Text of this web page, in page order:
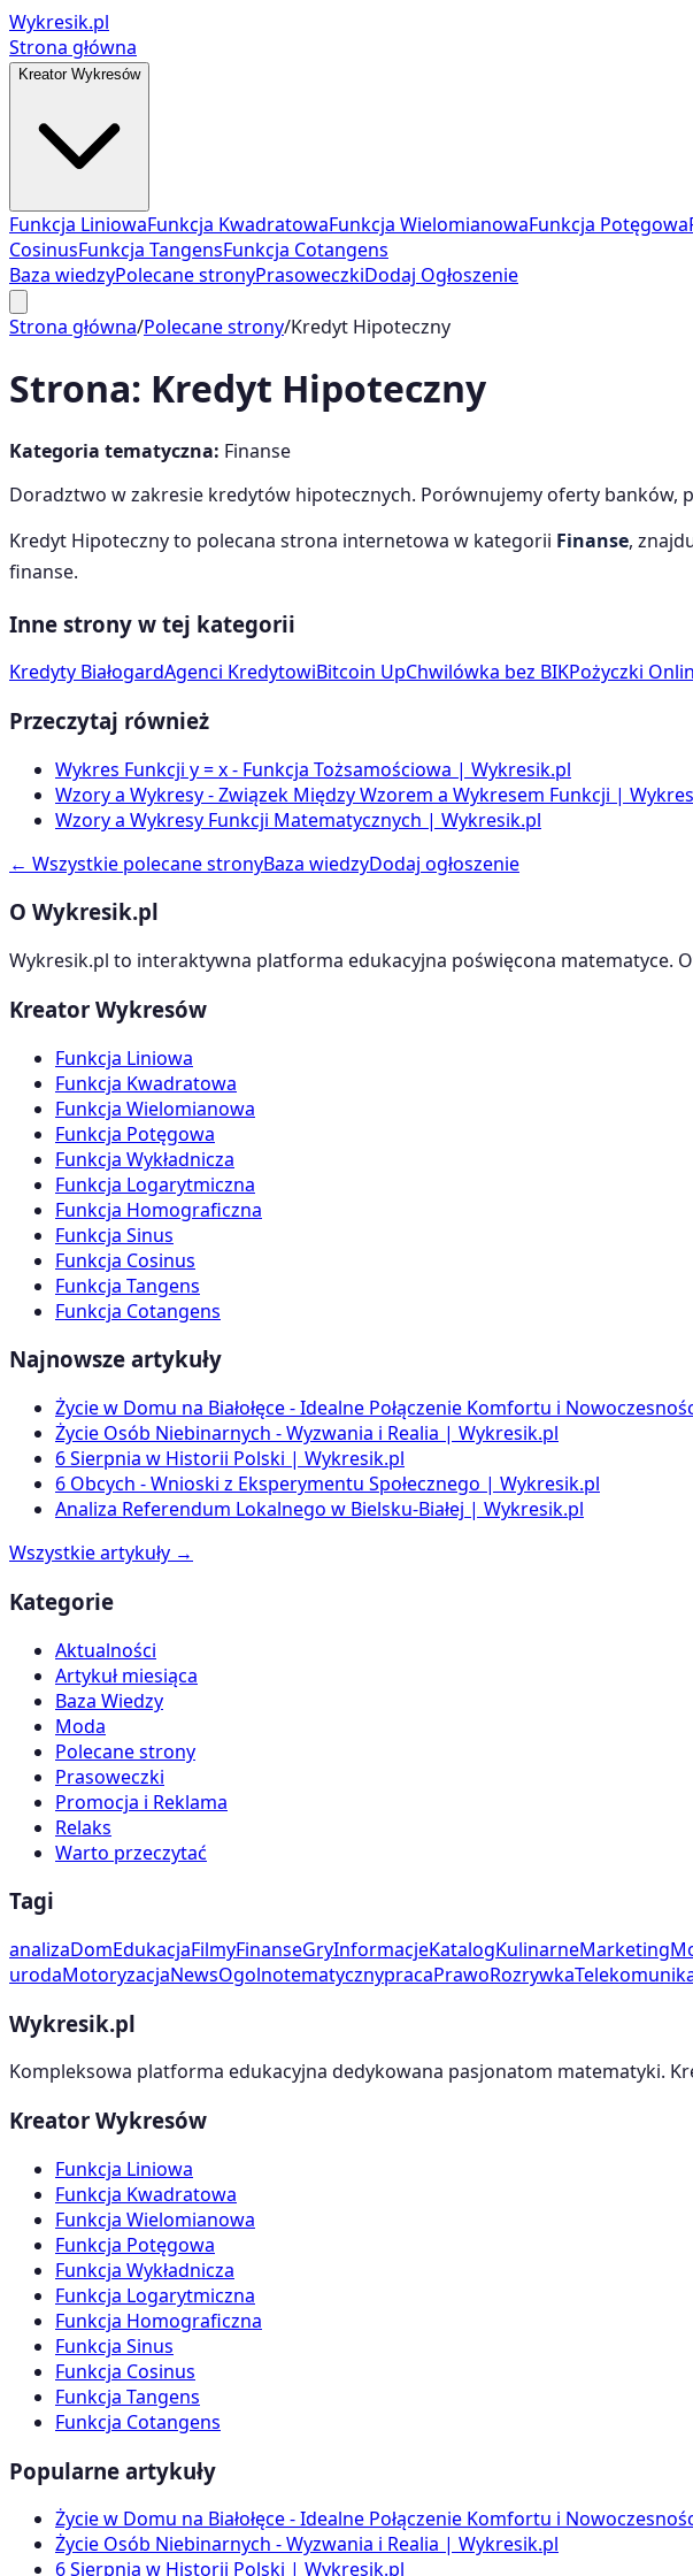
Wykresik.pl
Strona główna
Kreator Wykresów
Funkcja LiniowaFunkcja KwadratowaFunkcja WielomianowaFunkcja Potęgowa
CosinusFunkcja TangensFunkcja Cotangens
Baza wiedzyPolecane stronyPrasoweczkiDodaj Ogłoszenie
Strona główna/Polecane strony/Kredyt Hipoteczny
Strona: Kredyt Hipoteczny
Kategoria tematyczna: Finanse
Doradztwo w zakresie kredytów hipotecznych. Porównujemy oferty banków,
Kredyt Hipotecznyto polecana strona internetowa w kategorii Finanse,
finanse.
Inne strony w tej kategorii
Kredyty BiałogardAgenci KredytowiBitcoin UpChwilówka bez BIKPożyczki
Przeczytaj również
Wykres Funkcji y = x - Funkcja Tożsamościowa | Wykresik.pl
Wzory a Wykresy - Związek Między Wzorem a Wykresem Funkcji |
Wzory a Wykresy Funkcji Matematycznych | Wykresik.pl
← Wszystkie polecane stronyBaza wiedzyDodaj ogłoszenie
O Wykresik.pl
Wykresik.pl to interaktywna platforma edukacyjna poświęcona
Kreator Wykresów
Funkcja Liniowa
Funkcja Kwadratowa
Funkcja Wielomianowa
Funkcja Potęgowa
Funkcja Wykładnicza
Funkcja Logarytmiczna
Funkcja Homograficzna
Funkcja Sinus
Funkcja Cosinus
Funkcja Tangens
Funkcja Cotangens
Najnowsze artykuły
Życie w Domu na Białołęce - Idealne Połączenie Komfortu i
Życie Osób Niebinarnych - Wyzwania i Realia | Wykresik.pl
6 Sierpnia w Historii Polski | Wykresik.pl
6 Obcych - Wnioski z Eksperymentu Społecznego | Wykresik.pl
Analiza Referendum Lokalnego w Bielsku-Białej | Wykresik.pl
Wszystkie artykuły →
Kategorie
Aktualności
Artykuł miesiąca
Baza Wiedzy
Moda
Polecane strony
Prasoweczki
Promocja i Reklama
Relaks
Warto przeczytać
Tagi
analizaDomEdukacjaFilmyFinanseGryInformacjeKatalogKulinarneMarketing
urodaMotoryzacjaNewsOgolnotematycznypracaPrawoRozrywka
Wykresik.pl
Kompleksowa platforma edukacyjna dedykowana pasjonatom matematyki.
Kreator Wykresów
Funkcja Liniowa
Funkcja Kwadratowa
Funkcja Wielomianowa
Funkcja Potęgowa
Funkcja Wykładnicza
Funkcja Logarytmiczna
Funkcja Homograficzna
Funkcja Sinus
Funkcja Cosinus
Funkcja Tangens
Funkcja Cotangens
Popularne artykuły
Życie w Domu na Białołęce - Idealne Połączenie Komfortu i
Życie Osób Niebinarnych - Wyzwania i Realia | Wykresik.pl
6 Sierpnia w Historii Polski | Wykresik.pl